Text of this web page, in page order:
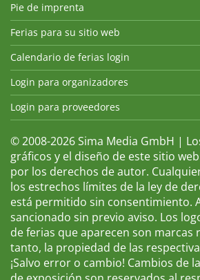
Pie de imprenta
Ferias para su sitio web
Calendario de ferias login
Login para organizadores
Login para proveedores
© 2008-2026 Sima Media GmbH |
gráficos y el diseño de este sitio
por los derechos de autor.
los estrechos límites de la ley de
está permitido sin consentimiento.
sancionado sin previo aviso. Los
de ferias que aparecen son marcas
tanto, la propiedad de las
¡Salvo error o cambio! Cambios de